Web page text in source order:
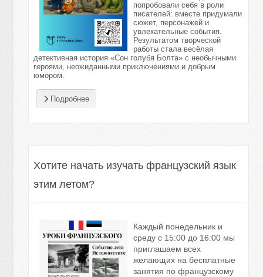
попробовали себя в роли
писателей: вместе придумали
сюжет, персонажей и
увлекательные события.
Результатом творческой
работы стала весёлая
детективная история «Сон голубя Болта» с необычными
героями, неожиданными приключениями и добрым
юмором.
Подробнее
Хотите начать изучать французский язык
этим летом?
Каждый понедельник и
среду с 15:00 до 16:00 мы
приглашаем всех
желающих на бесплатные
занятия по французскому